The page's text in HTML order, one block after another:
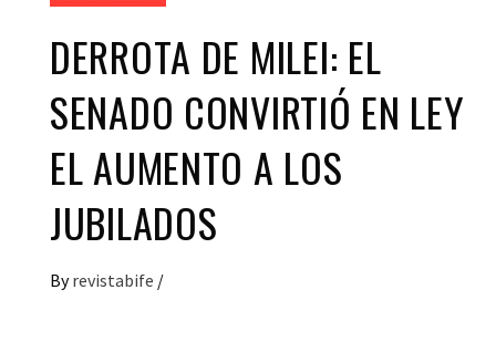
DERROTA DE MILEI: EL
SENADO CONVIRTIÓ EN LEY
EL AUMENTO A LOS
JUBILADOS
By revistabife /